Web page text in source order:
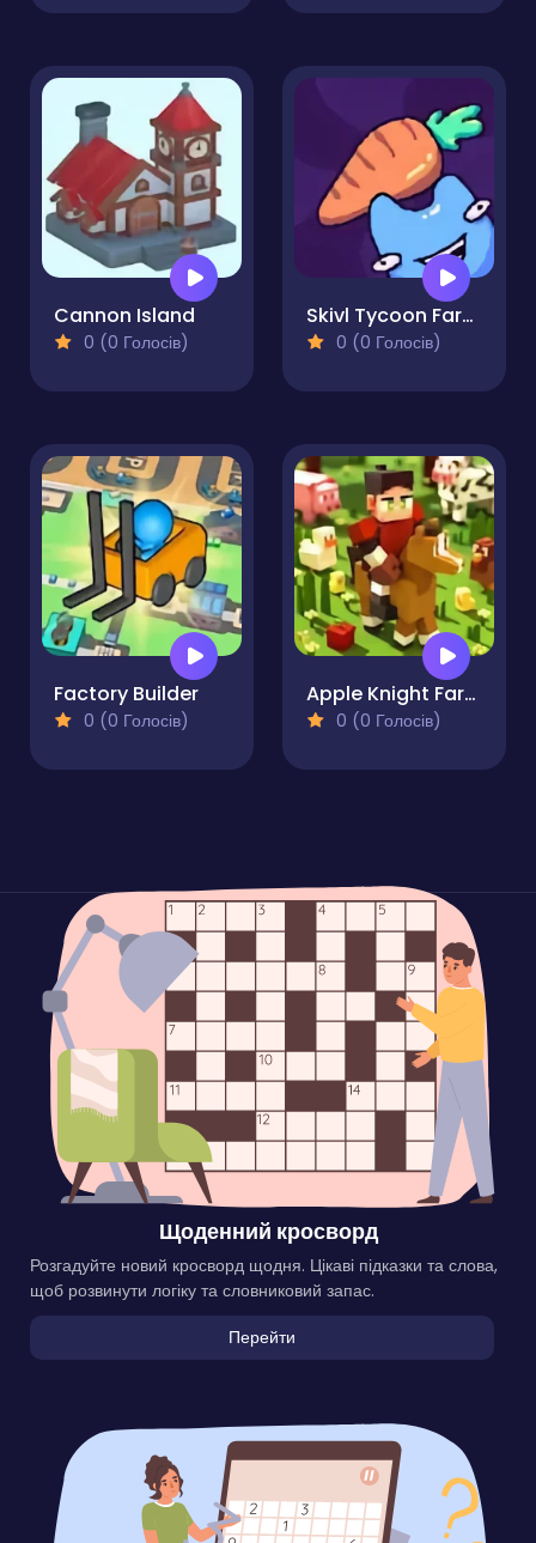
Cannon Island
0 (0 Голосів)
Skivl Tycoon Farm Magnat
0 (0 Голосів)
Factory Builder
0 (0 Голосів)
Apple Knight Farmers Market
0 (0 Голосів)
Щоденний кросворд
Розгадуйте новий кросворд щодня. Цікаві підказки та слова,
щоб розвинути логіку та словниковий запас.
Перейти